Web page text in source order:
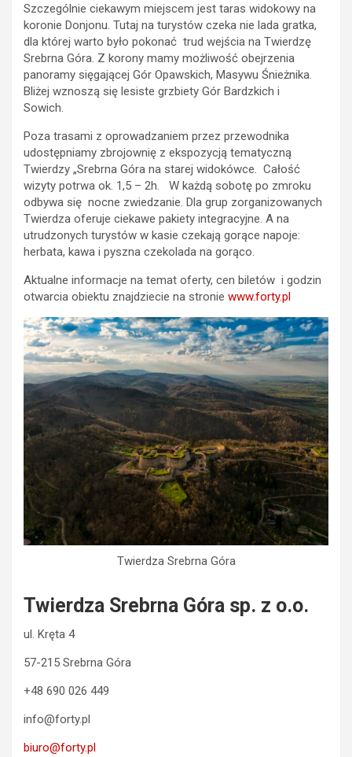
Szczególnie ciekawym miejscem jest taras widokowy na
koronie Donjonu. Tutaj na turystów czeka nie lada gratka,
dla której warto było pokonać trud wejścia na Twierdzę
Srebrna Góra. Z korony mamy możliwość obejrzenia
panoramy sięgającej Gór Opawskich, Masywu Śnieżnika.
Bliżej wznoszą się lesiste grzbiety Gór Bardzkich i
Sowich.
Poza trasami z oprowadzaniem przez przewodnika
udostępniamy zbrojownię z ekspozycją tematyczną
Twierdzy „Srebrna Góra na starej widokówce. Całość
wizyty potrwa ok. 1,5 – 2h. W każdą sobotę po zmroku
odbywa się nocne zwiedzanie. Dla grup zorganizowanych
Twierdza oferuje ciekawe pakiety integracyjne. A na
utrudzonych turystów w kasie czekają gorące napoje:
herbata, kawa i pyszna czekolada na gorąco.
Aktualne informacje na temat oferty, cen biletów i godzin
otwarcia obiektu znajdziecie na stronie www.forty.pl
Twierdza Srebrna Góra
Twierdza Srebrna Góra sp. z o.o.
ul. Kręta 4
57-215 Srebrna Góra
+48 690 026 449
info@forty.pl
biuro@forty.pl